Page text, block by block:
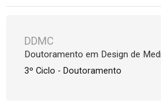
DDMC
Doutoramento em Design de
3º Ciclo - Doutoramento